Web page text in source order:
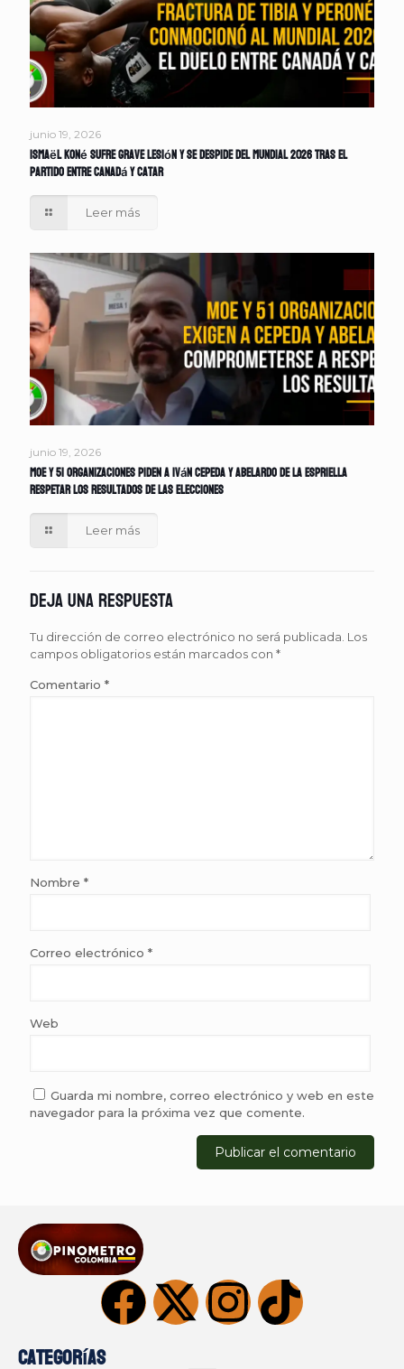
junio 19, 2026
Ismaël Koné sufre grave lesión y se despide del Mundial 2026 tras el
partido entre Canadá y Catar
Leer más
junio 19, 2026
MOE y 51 organizaciones piden a Iván Cepeda y Abelardo de la Espriella
respetar los resultados de las elecciones
Leer más
Deja una respuesta
Tu dirección de correo electrónico no será publicada. Los
campos obligatorios están marcados con *
Comentario *
Nombre *
Correo electrónico *
Web
Guarda mi nombre, correo electrónico y web en este
navegador para la próxima vez que comente.
Categorías